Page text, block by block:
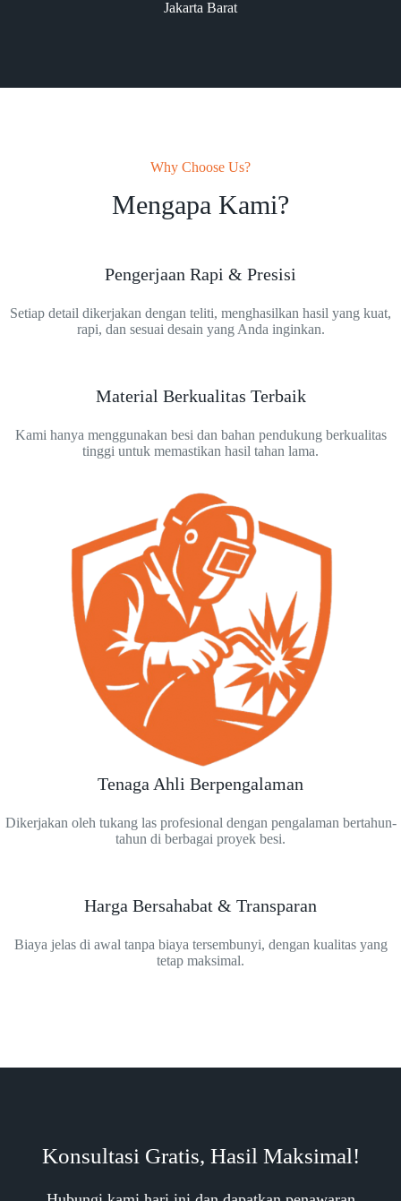
Jakarta Barat
Why Choose Us?
Mengapa Kami?
Pengerjaan Rapi & Presisi
Setiap detail dikerjakan dengan teliti, menghasilkan hasil yang kuat,
rapi, dan sesuai desain yang Anda inginkan.
Material Berkualitas Terbaik
Kami hanya menggunakan besi dan bahan pendukung berkualitas
tinggi untuk memastikan hasil tahan lama.
Tenaga Ahli Berpengalaman
Dikerjakan oleh tukang las profesional dengan pengalaman bertahun-
tahun di berbagai proyek besi.
Harga Bersahabat & Transparan
Biaya jelas di awal tanpa biaya tersembunyi, dengan kualitas yang
tetap maksimal.
Konsultasi Gratis, Hasil Maksimal!